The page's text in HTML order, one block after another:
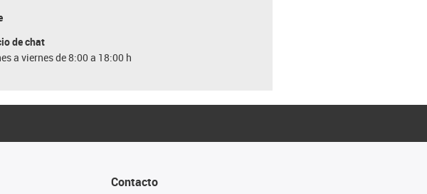
de chat
a viernes de 8:00 a 18:00 h
Contacto